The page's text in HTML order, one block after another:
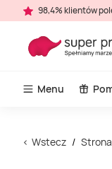
98,4% klientów
Menu
Wstecz